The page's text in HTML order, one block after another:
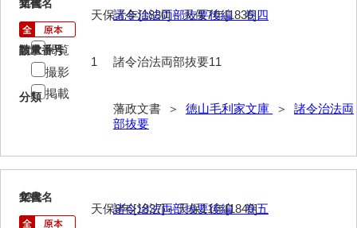
目録
徳山藩史
刑余録
11
文書名
諸令治法両部抜要後編 巻四
請求番号
諸令治法両部抜要11
分類
藩政文書 ＞ 徳山毛利家文庫 ＞ 諸令治法両
部抜要
年代
天保元年[1830]～天保7年[1836]
数量
1
閲覧
撮影
掲載
12
文書名
諸令治法両部抜要後編 巻五
年代
天保8年[1837]～天保11年[1840]